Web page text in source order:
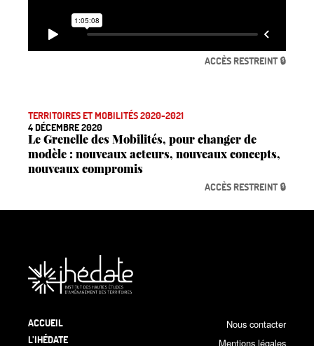
ACCÈS RESTREINT 🔒
TERRITOIRES ET MOBILITÉS 2020-2021
4 DÉCEMBRE 2020
Le Grenelle des Mobilités, pour changer de
modèle : nouveaux acteurs, nouveaux concepts,
nouveaux compromis
ACCÈS RESTREINT 🔒
ACCUEIL
L’IHÉDATE
Nous contacter
Mentions légales